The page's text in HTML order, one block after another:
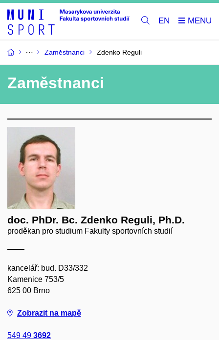
EN
Zaměstnanci Zdenko Reguli
Zaměstnanci
doc. PhDr. Bc. Zdenko Reguli, Ph.D.
proděkan pro studium Fakulty sportovních studií
kancelář: bud. D33/332
Kamenice 753/5
625 00 Brno
Zobrazit na mapě
549 49 3692